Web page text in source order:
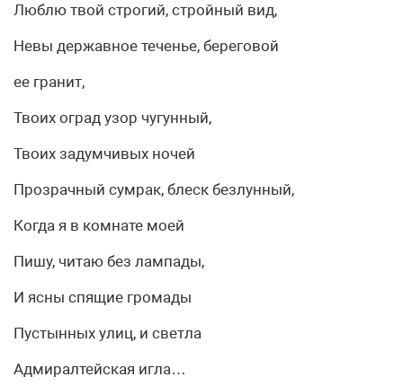
Люблю твой строгий, стройный вид,
Невы державное теченье, береговой
ее гранит,
Твоих оград узор чугунный,
Твоих задумчивых ночей
Прозрачный сумрак, блеск безлунный,
Когда я в комнате моей
Пишу, читаю без лампады,
И ясны спящие громады
Пустынных улиц, и светла
Адмиралтейская игла…